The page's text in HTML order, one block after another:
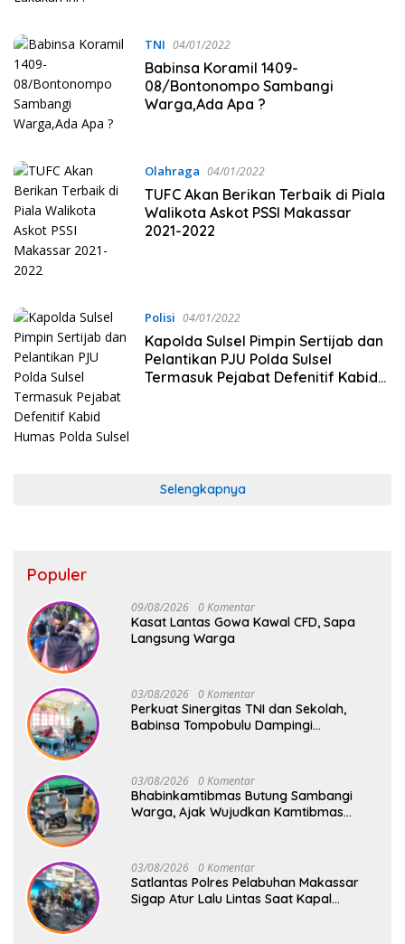
TNI 04/01/2022
Babinsa Koramil 1409-
08/Bontonompo Sambangi
Warga,Ada Apa ?
Olahraga 04/01/2022
TUFC Akan Berikan Terbaik di Piala
Walikota Askot PSSI Makassar
2021-2022
Polisi 04/01/2022
Kapolda Sulsel Pimpin Sertijab dan
Pelantikan PJU Polda Sulsel
Termasuk Pejabat Defenitif Kabid
Selengkapnya
Populer
09/08/2026 0 Komentar
Kasat Lantas Gowa Kawal CFD, Sapa
Langsung Warga
03/08/2026 0 Komentar
Perkuat Sinergitas TNI dan Sekolah,
Babinsa Tompobulu Dampingi
03/08/2026 0 Komentar
Bhabinkamtibmas Butung Sambangi
Warga, Ajak Wujudkan Kamtibmas
03/08/2026 0 Komentar
Satlantas Polres Pelabuhan Makassar
Sigap Atur Lalu Lintas Saat Kapal